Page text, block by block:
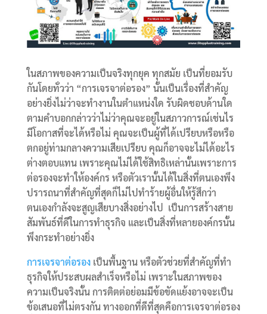
ในสภาพของความเป็นจริงทุกยุค ทุกสมัย เป็นที่ยอมรับ
กันโดยทั่วว่า “การเจรจาต่อรอง” นั้นเป็นเรื่องที่สำคัญ
อย่างยิ่งไม่ว่าจะทำงานในตำแหน่งใด รับผิดชอบด้านใด
ตามคำบอกกล่าวว่าไม่ว่าคุณจะอยู่ในสภาวการณ์เช่นไร
มีโอกาสที่จะได้หรือไม่ คุณจะเป็นผู้ที่ได้เปรียบหรือหรือ
ตกอยู่ท่ามกลางความเสียเปรียบ คุณก็อาจจะไม่ได้อะไร
ต่างตอบแทน เพราะคุณไม่ได้ใช้สิทธิเหล่านั้นเพราะการ
ต่อรองจะทำให้องค์กร หรือตัวเรานั้นได้ในสิ่งที่ตนเองพึง
ปรารถนาที่สำคัญที่สุดก็ไม่ไปทำร้ายผู้อื่นให้รู้สึกว่า
ตนเองกำลังจะสูญเสียบางสิ่งอย่างไป เป็นการสร้างสาย
สัมพันธ์ที่ดีในการทำธุรกิจ และเป็นสิ่งที่หลายองค์กรนั้น
พึงกระทำอย่างยิ่ง
การเจรจาต่อรองเป็นพื้นฐาน หรือตัวช่วยที่สำคัญที่ทำ
ธุรกิจให้ประสบผลสำเร็จหรือไม่ เพราะในสภาพของ
ความเป็นจริงนั้น การติตต่อย่อมมีข้อขัดแย้งอาจจะเป็น
ข้อเสนอที่ไม่ตรงกัน ทางออกที่ดีที่สุดคือการเจรจาต่อรอง